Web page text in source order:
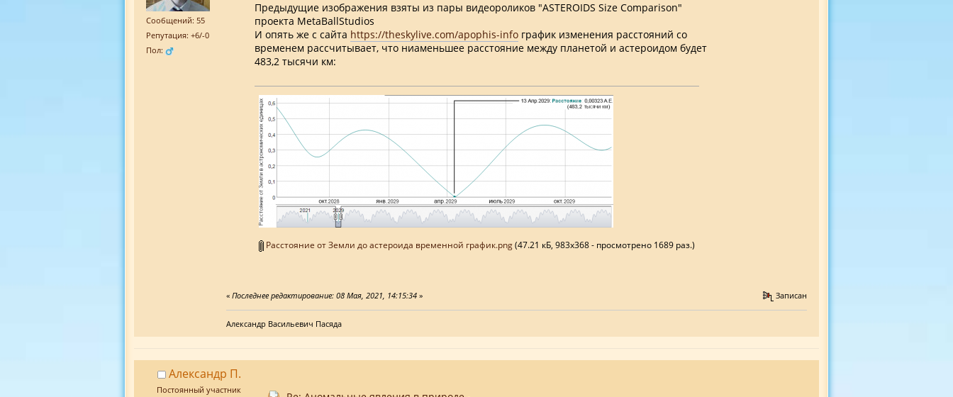
Сообщений: 55
Репутация: +6/-0
Пол:
Предыдущие изображения взяты из пары видеороликов "ASTEROIDS Size Comparison"
проекта MetaBallStudios
И опять же с сайта https://theskylive.com/apophis-info график изменения расстояний со
временем рассчитывает, что ниаменьшее расстояние между планетой и астероидом будет
483,2 тысячи км:
Расстояние от Земли до астероида временной график.png(47.21 кБ, 983x368 - просмотрено 1689 раз.)
« Последнее редактирование: 08 Мая, 2021, 14:15:34 » Записан
Александр Васильевич Пасяда
Александр П.
Постоянный участник